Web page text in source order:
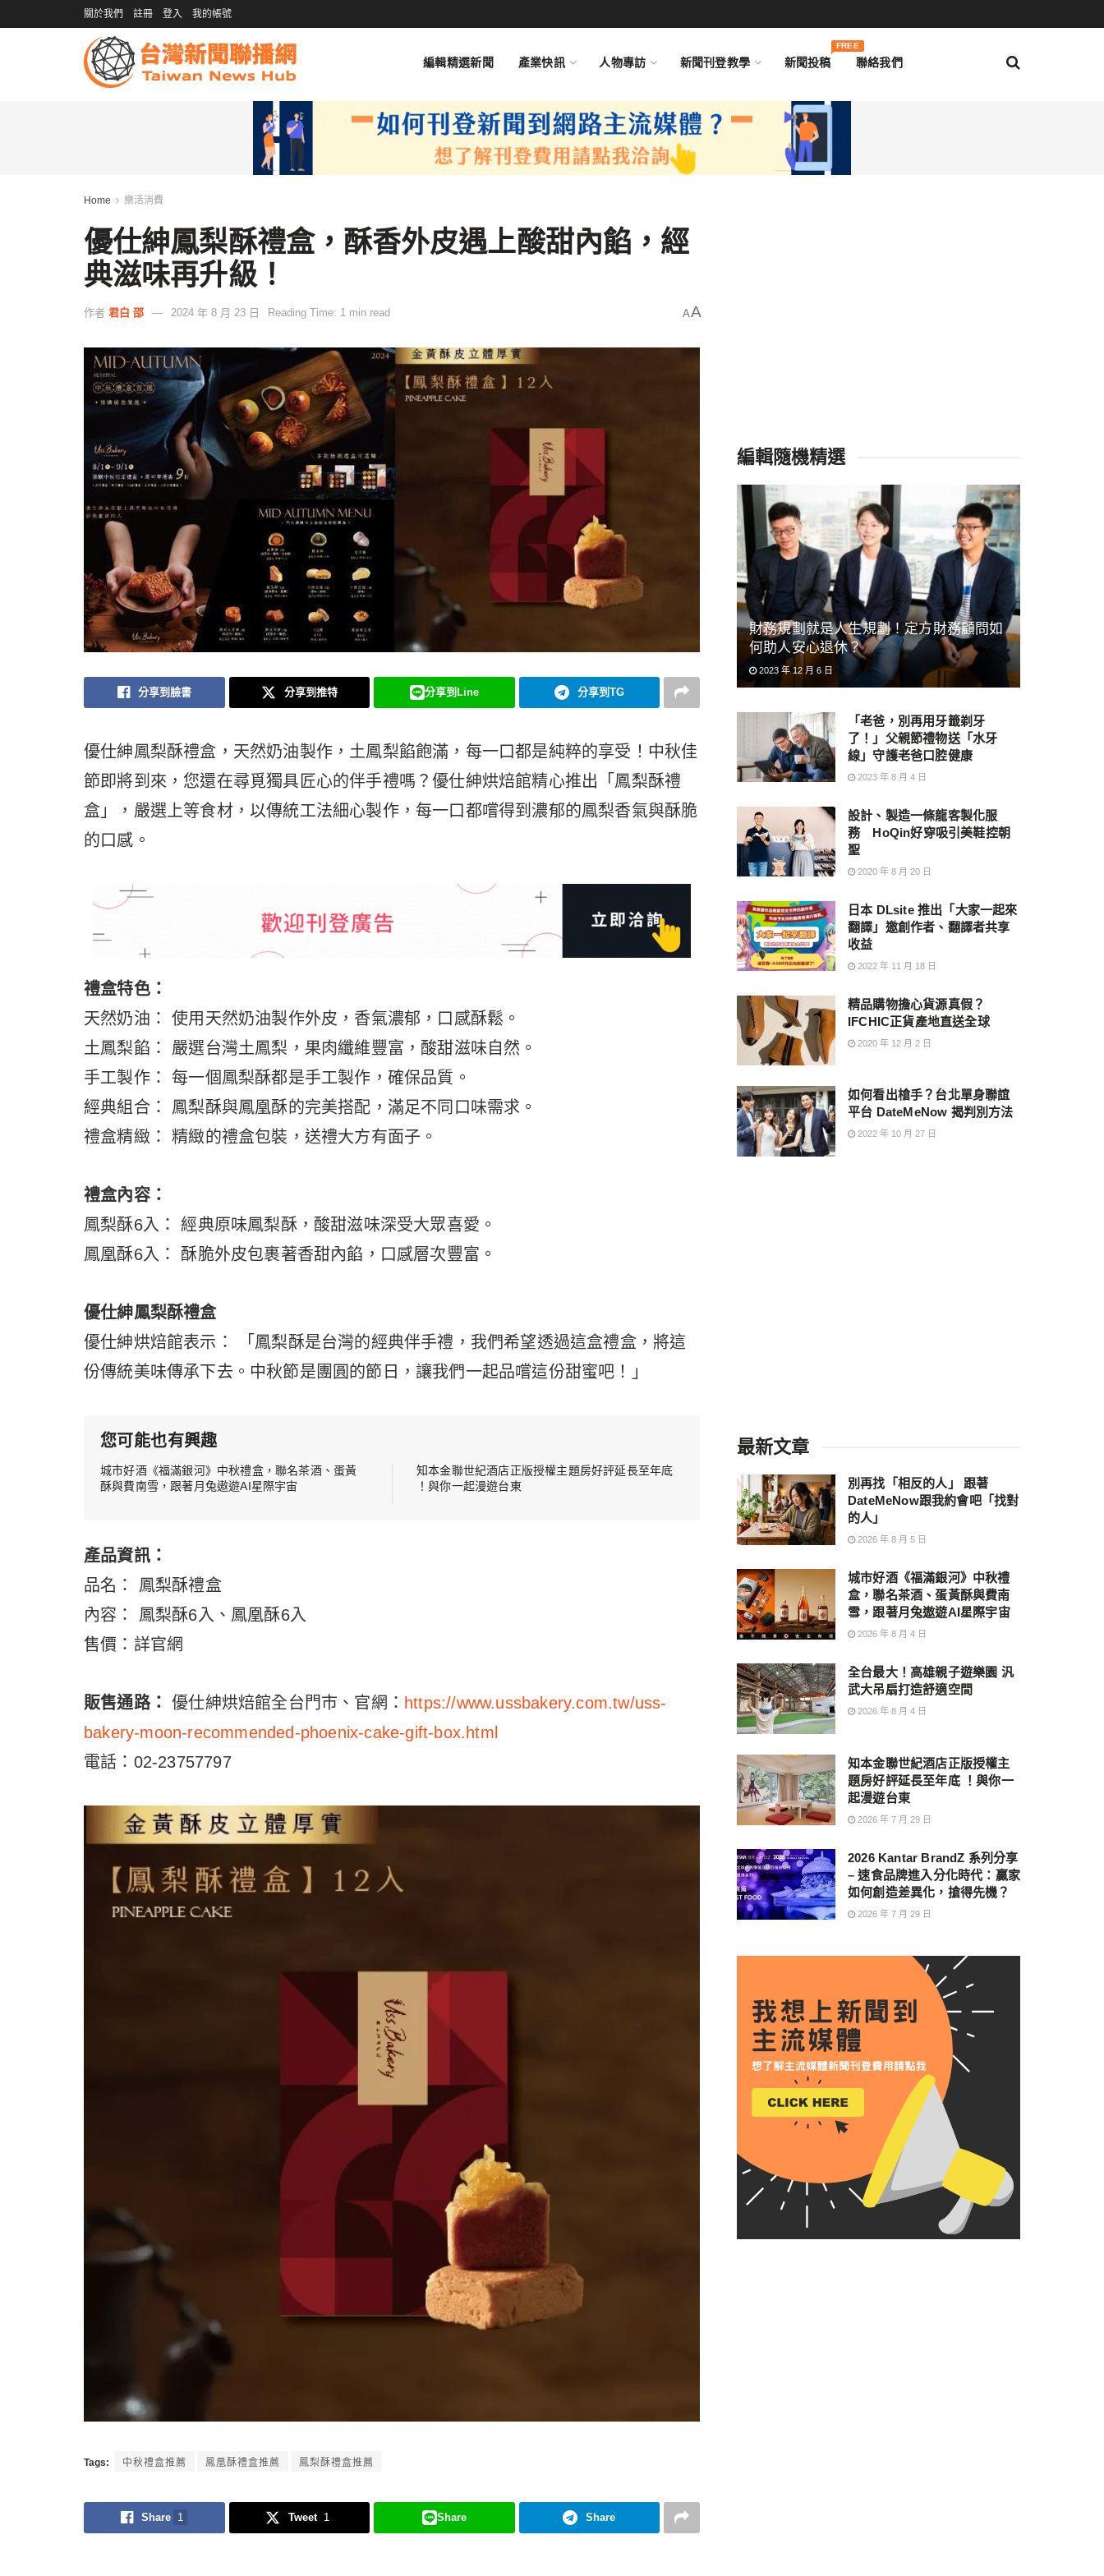
關於我們 註冊 登入 我的帳號
編輯精選新聞 產業快訊 人物專訪 新聞刊登教學 新聞投稿
FREE
聯絡我們
Home 樂活消費
優仕紳鳳梨酥禮盒，酥香外皮遇上酸甜內餡，經
典滋味再升級！
作者 君白 邵 2024 年 8 月 23 日 Reading Time: 1 min read AA
分享到臉書 分享到推特 分享到Line 分享到TG
優仕紳鳳梨酥禮盒，天然奶油製作，土鳳梨餡飽滿，每一口都是純粹的享受！中秋佳
節即將到來，您還在尋覓獨具匠心的伴手禮嗎？優仕紳烘焙館精心推出「鳳梨酥禮
盒」，嚴選上等食材，以傳統工法細心製作，每一口都嚐得到濃郁的鳳梨香氣與酥脆
的口感。
禮盒特色：
天然奶油： 使用天然奶油製作外皮，香氣濃郁，口感酥鬆。
土鳳梨餡： 嚴選台灣土鳳梨，果肉纖維豐富，酸甜滋味自然。
手工製作： 每一個鳳梨酥都是手工製作，確保品質。
經典組合： 鳳梨酥與鳳凰酥的完美搭配，滿足不同口味需求。
禮盒精緻： 精緻的禮盒包裝，送禮大方有面子。
禮盒內容：
鳳梨酥6入： 經典原味鳳梨酥，酸甜滋味深受大眾喜愛。
鳳凰酥6入： 酥脆外皮包裹著香甜內餡，口感層次豐富。
優仕紳鳳梨酥禮盒
優仕紳烘焙館表示： 「鳳梨酥是台灣的經典伴手禮，我們希望透過這盒禮盒，將這
份傳統美味傳承下去。中秋節是團圓的節日，讓我們一起品嚐這份甜蜜吧！」
您可能也有興趣
城市好酒《福滿銀河》中秋禮盒，聯名茶酒、蛋黃
酥與費南雪，跟著月兔遨遊AI星際宇宙
知本金聯世紀酒店正版授權主題房好評延長至年底
！與你一起漫遊台東
產品資訊：
品名： 鳳梨酥禮盒
內容： 鳳梨酥6入、鳳凰酥6入
售價：詳官網
販售通路： 優仕紳烘焙館全台門市、官網： https://www.ussbakery.com.tw/uss-
bakery-moon-recommended-phoenix-cake-gift-box.html
電話：02-23757797
Tags: 中秋禮盒推薦 鳳凰酥禮盒推薦 鳳梨酥禮盒推薦
Share 1 Tweet 1 Share Share
編輯隨機精選
財務規劃就是人生規劃！定方財務顧問如
何助人安心退休？
2023 年 12 月 6 日
「老爸，別再用牙籤剃牙
了！」父親節禮物送「水牙
線」守護老爸口腔健康
2023 年 8 月 4 日
設計、製造一條龍客製化服
務 HoQin好穿吸引美鞋控朝
聖
2020 年 8 月 20 日
日本 DLsite 推出「大家一起來
翻譯」邀創作者、翻譯者共享
收益
2022 年 11 月 18 日
精品購物擔心貨源真假？
IFCHIC正貨產地直送全球
2020 年 12 月 2 日
如何看出槍手？台北單身聯誼
平台 DateMeNow 揭判別方法
2022 年 10 月 27 日
最新文章
別再找「相反的人」 跟著
DateMeNow跟我約會吧「找對
的人」
2026 年 8 月 5 日
城市好酒《福滿銀河》中秋禮
盒，聯名茶酒、蛋黃酥與費南
雪，跟著月兔遨遊AI星際宇宙
2026 年 8 月 4 日
全台最大！高雄親子遊樂園 汎
武大吊扇打造舒適空間
2026 年 8 月 4 日
知本金聯世紀酒店正版授權主
題房好評延長至年底 ！與你一
起漫遊台東
2026 年 7 月 29 日
2026 Kantar BrandZ 系列分享
– 速食品牌進入分化時代：贏家
如何創造差異化，搶得先機？
2026 年 7 月 29 日